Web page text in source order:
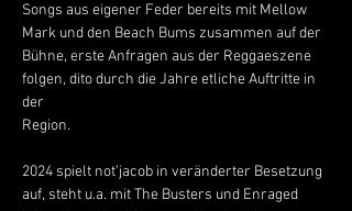
Songs aus eigener Feder bereits mit Mellow
Mark und den Beach Bums zusammen auf der
Bühne, erste Anfragen aus der Reggaeszene
folgen, dito durch die Jahre etliche Auftritte in
der
Region.
2024 spielt not’jacob in veränderter Besetzung
auf, steht u.a. mit The Busters und Enraged